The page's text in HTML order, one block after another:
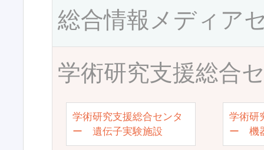
総合情報メディア
学術研究支援総合
学術研究支援総合センタ
ー 遺伝子実験施設
学術研
ー 機